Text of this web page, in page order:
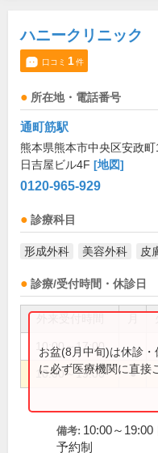
ハニークリニック
口コミ 1件
所在地・電話番号
通町筋駅
熊本県熊本市中央区安政町
日吉屋ビル4F [地図]
0120-965-929
診療科目
形成外科 美容外科 皮
診療/受付時間・休診日
10:00～17:00
10:00～19:00 ●
お盆(8月中旬)は休診
に必ず医療機関に直接
備考: 10:00～19:00
予約制